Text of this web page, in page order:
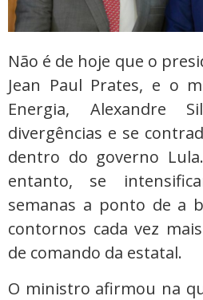
Não é de hoje que o
Jean Paul Prates, e o
Energia, Alexandre
divergências e se
dentro do governo
entanto, se
semanas a ponto de a
contornos cada vez
de comando da estatal.
O ministro afirmou na